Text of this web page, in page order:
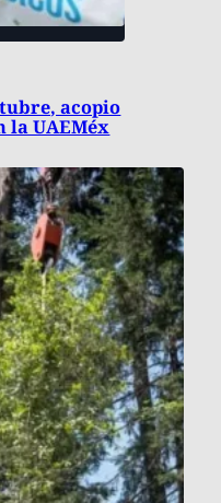
acopio
la UAEMéx